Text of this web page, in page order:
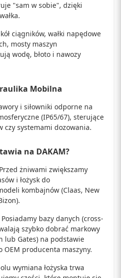
"sam w sobie", dzięki
ciągników, wałki napędowe
mosty maszyn
wodę, błoto i nawozy
Mobilna
i siłowniki odporne na
(IP65/67), sterujące
czy systemami dozowania.
na DAKAM?
Przed żniwami zwiększamy
i łożysk do
kombajnów (Claas, New
Posiadamy bazy danych (cross-
szybko dobrać markowy
lub Gates) na podstawie
producenta maszyny.
wymiana łożyska trwa